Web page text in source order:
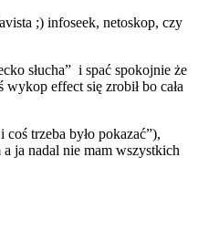
;) infoseek, netoskop, czy
słucha” i spać spokojnie że
effect się zrobił bo cała
trzeba było pokazać”),
ja nadal nie mam wszystkich